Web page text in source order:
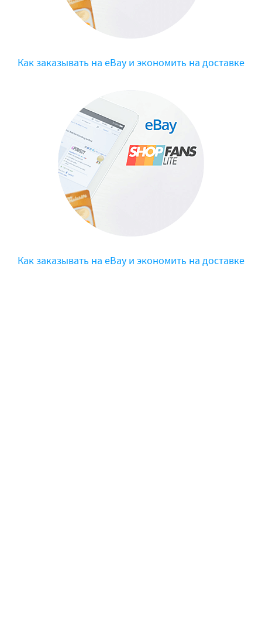
Как заказывать на eBay и экономить на доставке
Как заказывать на eBay и экономить на доставке